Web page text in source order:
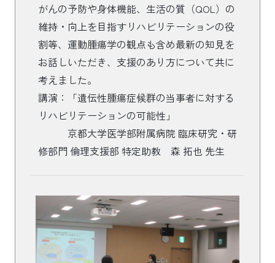
がんの予防や身体機能、生活の質（QOL）の
維持・向上を目指すリハビリテーションの役
割等、運動腫瘍学の観点も含め最新の知見を
お話しいただき、支援のあり方について共に
考えました。
講演：「遺伝性腫瘍症候群の当事者に対する
リハビリテーションの可能性」
京都大学医学部附属病院 臨床研究・研
修部門 倫理支援部 特定助教 森 拓也 先生